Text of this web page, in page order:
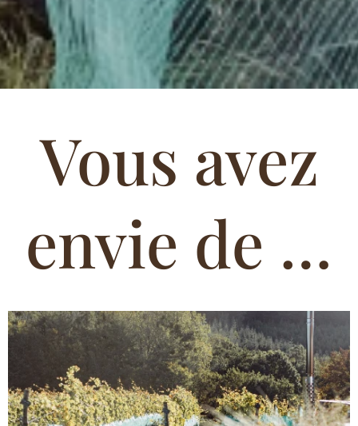
Vous avez
envie de …